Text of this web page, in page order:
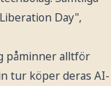
Day",
påminner alltför
tur köper deras AI-